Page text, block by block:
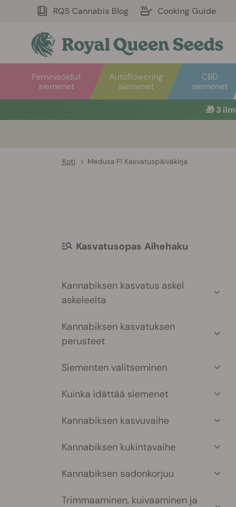
RQS Cannabis Blog Cooking Guide
Autoflowering
siemenet
Feminisoidut
siemenet
CBD
siemenet
🎁 3
Koti > Medusa F1 Kasvatuspäiväkirja
Kasvatusopas Aihehaku
Kannabiksen kasvatus askel
askeleelta
Kannabiksen kasvatuksen
perusteet
Siementen valitseminen
Kuinka idättää siemenet
Kannabiksen kasvuvaihe
Kannabiksen kukintavaihe
Kannabiksen sadonkorjuu
Trimmaaminen, kuivaaminen ja